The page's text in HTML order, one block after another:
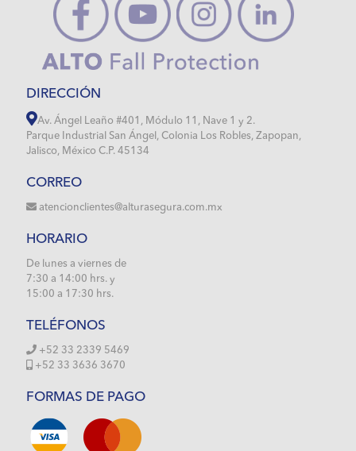
DIRECCIÓN
Av. Ángel Leaño #401, Módulo 11, Nave 1 y 2.
Parque Industrial San Ángel, Colonia Los Robles, Zapopan,
Jalisco, México C.P. 45134
CORREO
atencionclientes@alturasegura.com.mx
HORARIO
De lunes a viernes de
7:30 a 14:00 hrs. y
15:00 a 17:30 hrs.
TELÉFONOS
+52 33 2339 5469
+52 33 3636 3670
FORMAS DE PAGO